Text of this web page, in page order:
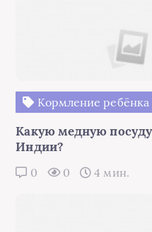
Кормление ребёнка
Какую медную
Индии?
0 0 4 мин.